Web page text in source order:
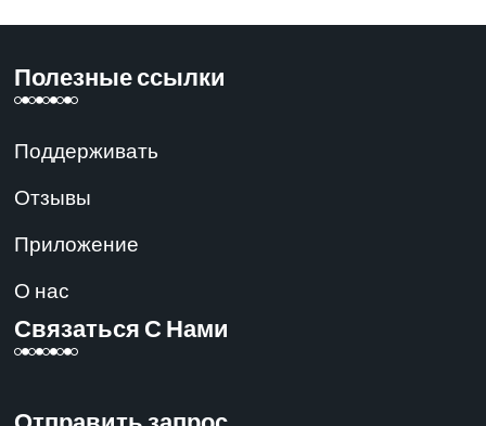
Полезные ссылки
Поддерживать
Отзывы
Приложение
О нас
Связаться С Нами